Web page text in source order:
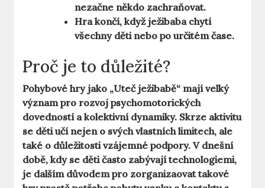
nezačne někdo zachraňovat.
Hra končí, když ježibaba chytí
všechny děti nebo po určitém čase.
Proč je to důležité?
Pohybové hry jako „Uteč ježibabě“ mají velký
význam pro rozvoj psychomotorických
dovedností a kolektivní dynamiky. Skrze aktivitu
se děti učí nejen o svých vlastních limitech, ale
také o důležitosti vzájemné podpory. V dnešní
době, kdy se děti často zabývají technologiemi,
je dalším důvodem pro zorganizaovat takové